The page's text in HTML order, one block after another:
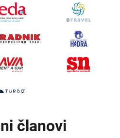
članovi